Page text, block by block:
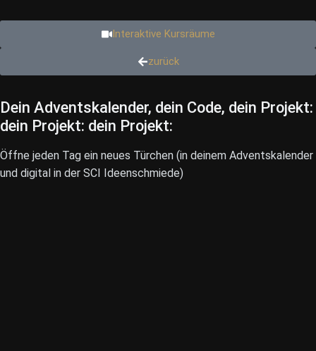
Interaktive Kursräume
zurück
Dein Adventskalender, dein Code, dein Projekt:
dein Projekt: dein Projekt:
Öffne jeden Tag ein neues Türchen (in deinem Adventskalender
und digital in der SCI Ideenschmiede)